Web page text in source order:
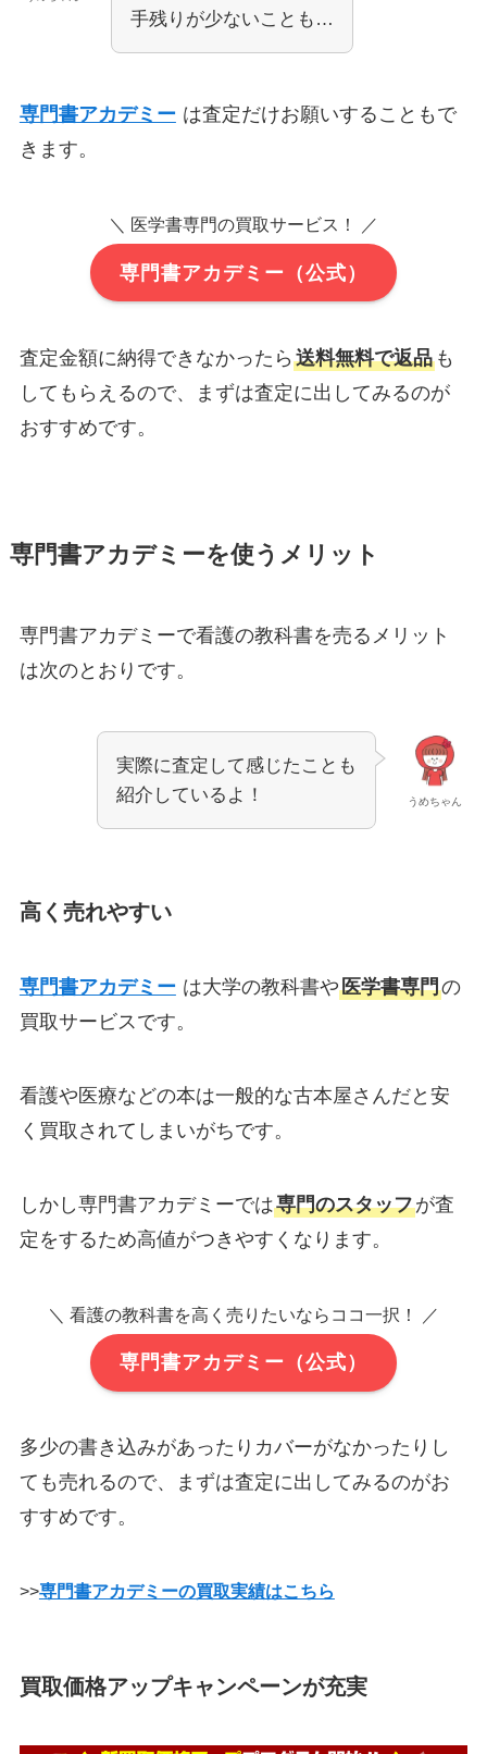
手残りが少ないことも…
専門書アカデミー は査定だけお願いすることもで
きます。
＼ 医学書専門の買取サービス！ ／
専門書アカデミー（公式）
査定金額に納得できなかったら 送料無料で返品も
してもらえるので、まずは査定に出してみるのが
おすすめです。
専門書アカデミーを使うメリット
専門書アカデミーで看護の教科書を売るメリット
は次のとおりです。
うめちゃん
実際に査定して感じたことも
紹介しているよ！
高く売れやすい
専門書アカデミー は大学の教科書や医学書専門の
買取サービスです。
看護や医療などの本は一般的な古本屋さんだと安
く買取されてしまいがちです。
しかし専門書アカデミーでは専門のスタッフが査
定をするため高値がつきやすくなります。
＼ 看護の教科書を高く売りたいならココ一択！ ／
専門書アカデミー（公式）
多少の書き込みがあったりカバーがなかったりし
ても売れるので、まずは査定に出してみるのがお
すすめです。
>>専門書アカデミーの買取実績はこちら
買取価格アップキャンペーンが充実